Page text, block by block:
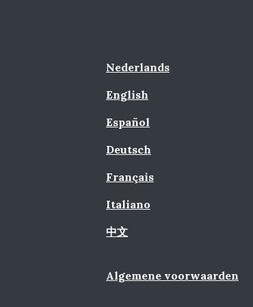
Nederlands
English
Español
Deutsch
Français
Italiano
中文
Algemene voorwaarden